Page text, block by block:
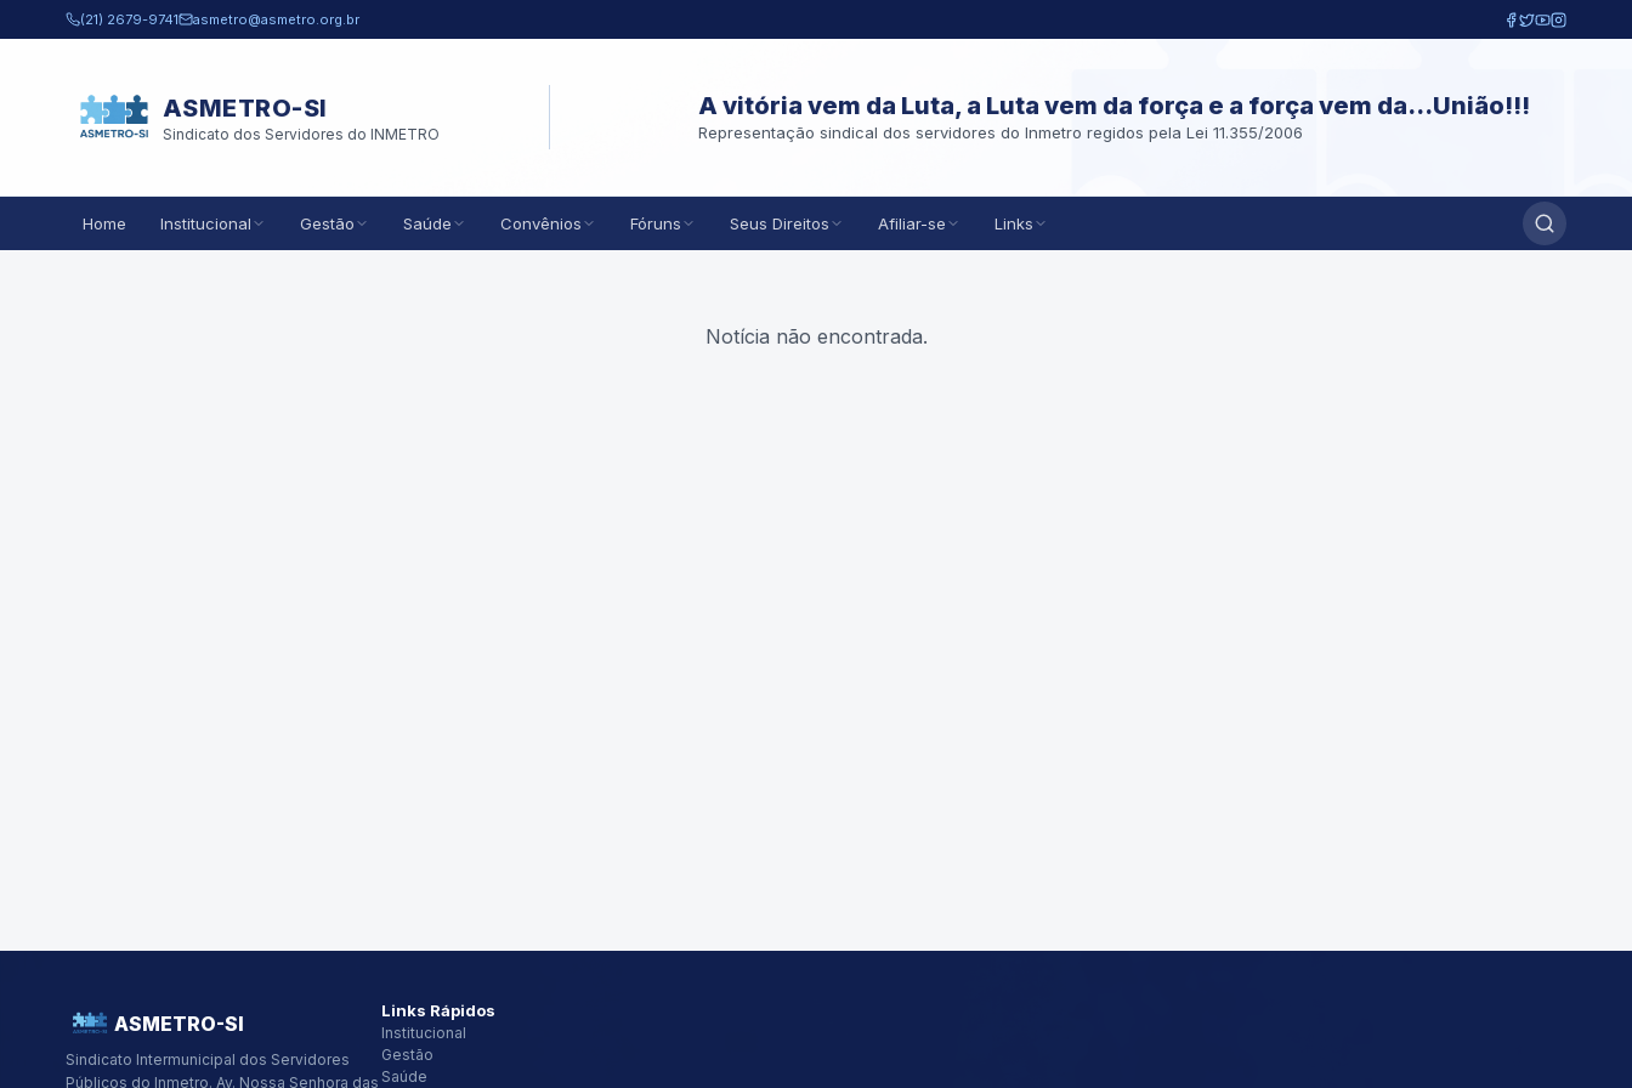
Pular para o conteúdo principal
(21) 2679-9741 asmetro@asmetro.org.br
ASMETRO-SI
Sindicato dos Servidores do INMETRO
A vitória vem da Luta, a Luta vem da força e a força vem da...União!!!
Representação sindical dos servidores do Inmetro regidos pela Lei 11.355/2006
Home Institucional Gestão Saúde Convênios Fóruns Seus Direitos Afiliar-se Links
Notícia não encontrada.
ASMETRO-SI
Sindicato Intermunicipal dos Servidores
Públicos do Inmetro. Av. Nossa Senhora das
Links Rápidos
Institucional
Gestão
Saúde